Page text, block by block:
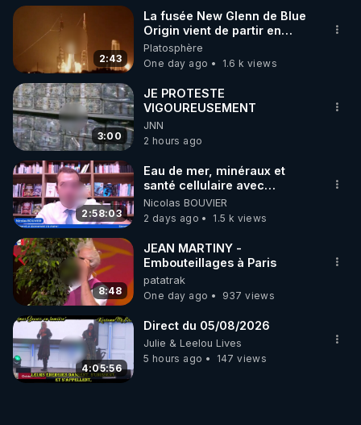
2:43
La fusée New Glenn de Blue
Origin vient de partir en
fumée.
Platosphère
One day ago
1.6 k views
3:00
JE PROTESTE
VIGOUREUSEMENT
JNN
2 hours ago
2:58:03
Eau de mer, minéraux et
santé cellulaire avec
Grégoire Cadeau
Nicolas BOUVIER
2 days ago
1.5 k views
8:48
JEAN MARTINY -
Embouteillages à Paris
patatrak
One day ago
937 views
4:05:56
Direct du 05/08/2026
Julie & Leelou Lives
5 hours ago
147 views